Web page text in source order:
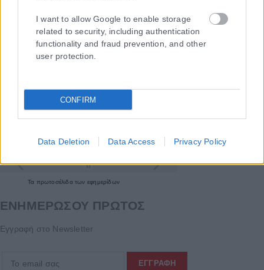
I want to allow Google to enable storage
related to security, including authentication
functionality and fraud prevention, and other
user protection.
CONFIRM
Data Deletion Data Access Privacy Policy
Τα πρωτοσέλιδατων εφημερίδων
ΕΝΗΜΕΡΩΣΟΥ ΠΡΩΤΟΣ
Εγγραφή στο Newsletter